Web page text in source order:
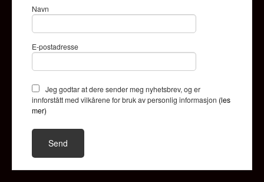
Beverly Hills konsollbord - Sort stein& Sølv rustfritt stål
5 220,00
8 700,00
Navn
E-postadresse
Jeg godtar at dere sender meg nyhetsbrev, og er
innforstått med vilkårene for bruk av personlig informasjon (les
mer)